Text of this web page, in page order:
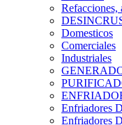
Refacciones,
Domesticos
Comerciales
Industriales
Enfriadores
Enfriadores